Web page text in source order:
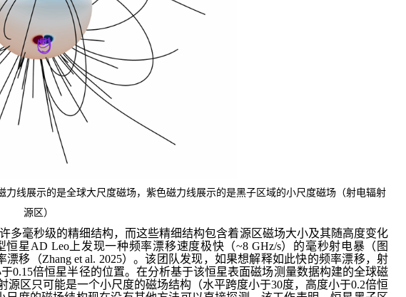
线展示的是全球大尺度磁场，紫色磁力线展示的是黑子区域的小尺度磁场（射电辐射
源区）
多毫秒级的精细结构，而这些精细结构包含着源区磁场大小及其随高度变化
恒星 AD Leo上发现一种频率漂移速度极快（~8 GHz/s）的毫秒射电暴（图
漂移（Zhang et al. 2025）。该团队发现，如果想解释如此快的频率漂移，射
0.15倍恒星半径的位置。在分析基于该恒星表面磁场测量数据构建的全球磁
源区只可能是一个小尺度的磁场结构（水平跨度小于30度，高度小于0.2倍恒